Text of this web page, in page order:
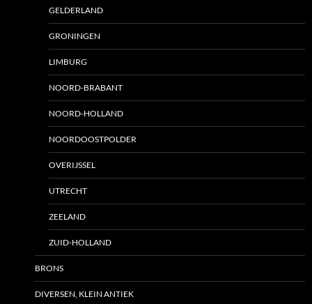
GELDERLAND
GRONINGEN
LIMBURG
NOORD-BRABANT
NOORD-HOLLAND
NOORDOOSTPOLDER
OVERIJSSEL
UTRECHT
ZEELAND
ZUID-HOLLAND
BRONS
DIVERSEN, KLEIN ANTIEK